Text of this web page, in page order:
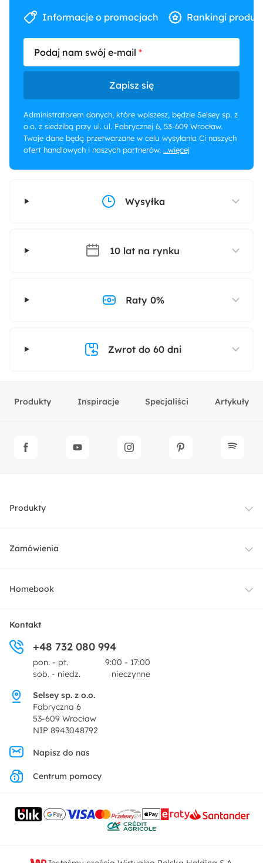
Informacje o promocjach Rankingi
Podaj nam swój e-mail
Zapisz się
Administratorem danych, które wpiszesz, będzie Selsey sp. z
o.o. z siedzibą przy ul. ul. Fabrycznej 6, 53-609 Wrocław.
Twoje dane będą przetwarzane w celu wysyłania Ci naszych
ofert handlowych i naszych partnerów. ...więcej
Wysyłka
10 lat na rynku
Raty 0%
Zwrot do 60 dni
Produkty Inspiracje Specjaliści Artykuły
Produkty
Meble
Dekoracje i akcesoria
Promocje
Zamówienia
Dostawa
Zwroty
Pytania i odpowiedzi
Homebook
O nas
Centrum prasowe
Regulamin
Polityka prywatności
Ustawienia prywatności
Kontakt
Kontakt
+48 732 080 994
pon. - pt.
9:00 - 17:00
sob. - niedz.
nieczynne
Selsey sp. z o.o.
Fabryczna 6
53-609 Wrocław
NIP 8943048792
Napisz do nas
Centrum pomocy